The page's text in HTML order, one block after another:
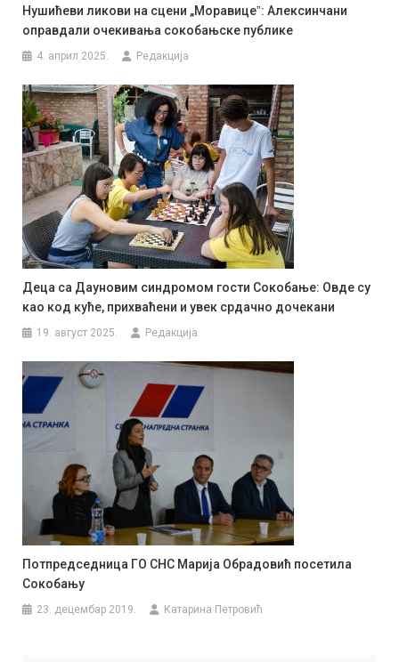
Нушићеви ликови на сцени „Моравицеˮ: Алексинчани
оправдали очекивања сокобањске публике
4. април 2025. Редакција
Деца са Дауновим синдромом гости Сокобање: Овде су
као код куће, прихваћени и увек срдачно дочекани
19. август 2025. Редакција
Потпредседница ГО СНС Марија Обрадовић посетила
Сокобању
23. децембар 2019. Катарина Петровић